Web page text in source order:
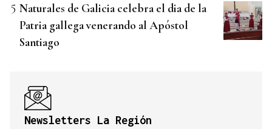
Naturales de Galicia celebra el dia de la
Patria gallega venerando al Apóstol
Santiago
Newsletters La Región